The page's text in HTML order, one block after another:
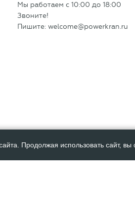
Мы работаем с 10:00 до 18:00
Звоните!
Пишите: welcome@powerkran.ru
Продолжая использовать сайт, вы